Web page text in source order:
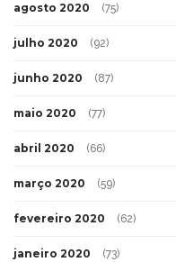
agosto 2020 (75)
julho 2020 (92)
junho 2020 (87)
maio 2020 (77)
abril 2020 (66)
março 2020 (59)
fevereiro 2020 (62)
janeiro 2020 (73)